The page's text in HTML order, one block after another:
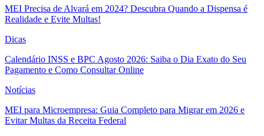
MEI Precisa de Alvará em 2024? Descubra Quando a Dispensa é
Realidade e Evite Multas!
Dicas
Calendário INSS e BPC Agosto 2026: Saiba o Dia Exato do Seu
Pagamento e Como Consultar Online
Notícias
MEI para Microempresa: Guia Completo para Migrar em 2026 e
Evitar Multas da Receita Federal